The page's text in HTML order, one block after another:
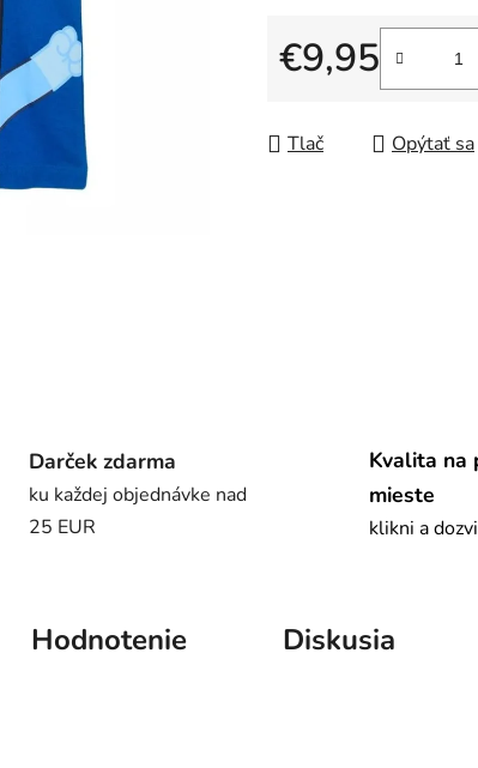
€9,95
Jednotková cena:
Tlač Opýtať sa
Darček zdarma
ku každej objednávke nad
25 EUR
Kvalita na
mieste
klikni a
Hodnotenie Diskusia